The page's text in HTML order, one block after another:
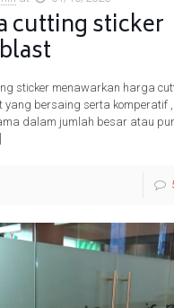
cutting sticker
sticker menawarkan harga
yang bersaing serta komperatif
dalam jumlah besar atau